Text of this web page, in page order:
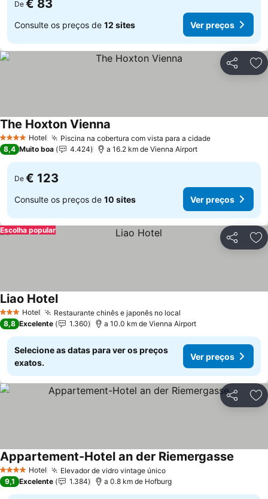
De € 83
Consulte os preços de 12 sites Ver preços
Partilhar
4 EstrelasHotel Piscina na cobertura com vista para a cidade
The Hoxton Vienna
8,4 Muito boa 4.424 a 16.2 km de Vienna Airport
De € 123
Consulte os preços de 10 sites Ver preços
Partilhar
Escolha popular
3 EstrelasHotel Restaurante chinês e japonês no local
Liao Hotel
8,8 Excelente 1.360 a 10.0 km de Vienna Airport
Selecione as datas para ver os preços
exatos.
Ver preços
Partilhar
4 EstrelasHotel Elevador de vidro vintage único
Appartement-Hotel an der Riemergasse
9,1 Excelente 1.384 a 0.8 km de Hofburg